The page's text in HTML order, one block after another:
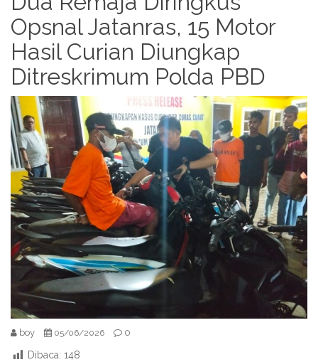
Opsnal Jatanras, 15 Motor
Hasil Curian Diungkap
Ditreskrimum Polda PBD
boy 05/06/2026 0
Dibaca: 148